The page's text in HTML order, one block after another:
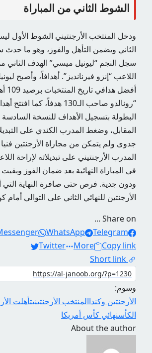
الشوط الثاني من المباراة
ودخل المنتخب الأرجنتيني الشوط الأول
الثاني ويضمن التأهل والفوز، وهو ما حدث
سجل النجم “ليونيل ميسي” الهدف الثاني
اللاعب “إنزو فيرنانديز”. أهدافاً، وأصبح
“رونالدو صاحب الـ130 هدفاً، كما
البطولة بتسجيل الأهداف للنسخة
المقابل، وضغط المدرب الكندي على
جدوى ولم يتمكن من مجاراة الأرجنتين
المدرب الأرجنتيني على تبديلاته لإراحة
في المباراة النهائية بعد ضمان الفوز وبقيت
ودون جدية. فرص حتى صافرة النهاية التي
الأرجنتين للنهائي الثاني على التوالي أمام
Share on ...
WhatsApp
Telegram
Twitter
More
Copy link
Short link
وسوم:
الأرجنتين وكنداالمنتخب الأرجنتينيتأهلت
الكأسنهائي كأس أمريكا
About the author